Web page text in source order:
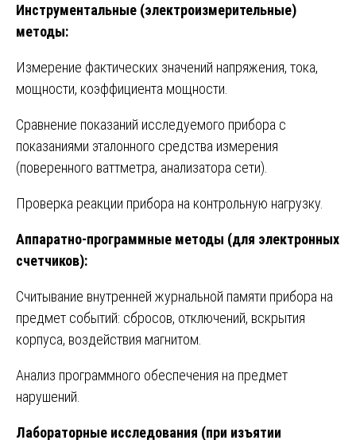
Инструментальные (электроизмерительные)
методы:
Измерение фактических значений напряжения, тока,
мощности, коэффициента мощности.
Сравнение показаний исследуемого прибора с
показаниями эталонного средства измерения
(поверенного ваттметра, анализатора сети).
Проверка реакции прибора на контрольную нагрузку.
Аппаратно-программные методы (для электронных
счетчиков):
Считывание внутренней журнальной памяти прибора на
предмет событий: сбросов, отключений, вскрытия
корпуса, воздействия магнитом.
Анализ программного обеспечения на предмет
нарушений.
Лабораторные исследования (при изъятии